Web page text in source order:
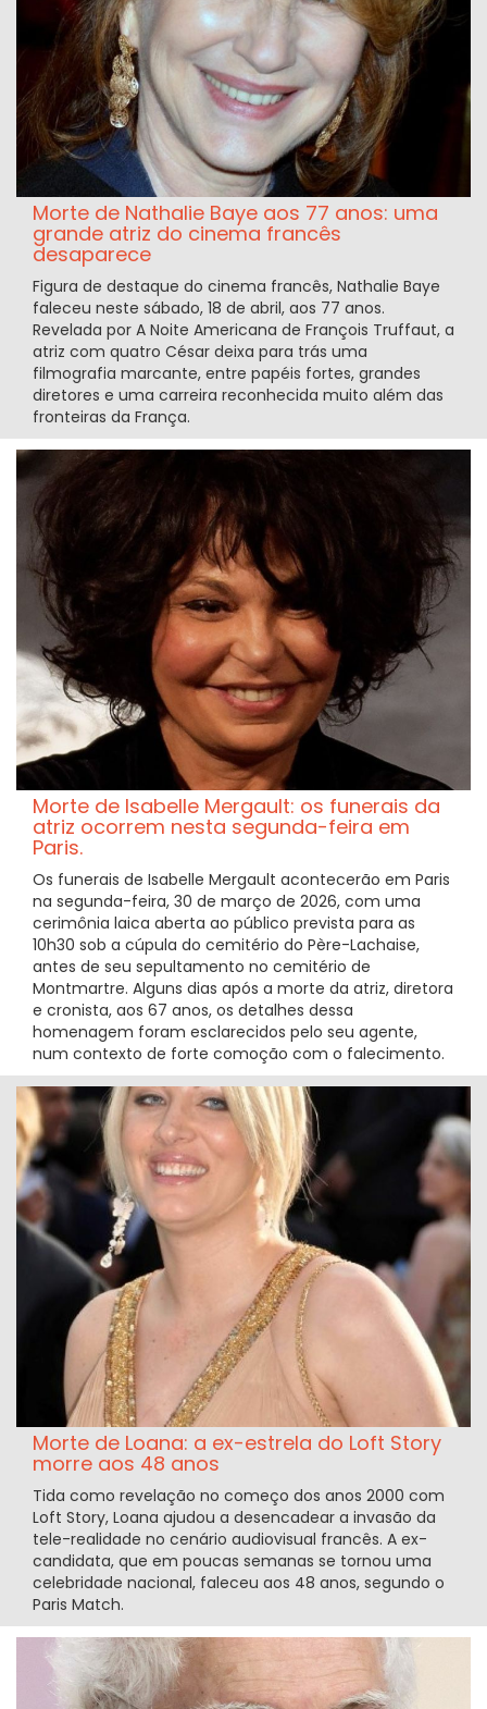
Morte de Nathalie Baye aos 77 anos: uma
grande atriz do cinema francês
desaparece
Figura de destaque do cinema francês, Nathalie Baye
faleceu neste sábado, 18 de abril, aos 77 anos.
Revelada por A Noite Americana de François Truffaut, a
atriz com quatro César deixa para trás uma
filmografia marcante, entre papéis fortes, grandes
diretores e uma carreira reconhecida muito além das
fronteiras da França.
Morte de Isabelle Mergault: os funerais da
atriz ocorrem nesta segunda-feira em
Paris.
Os funerais de Isabelle Mergault acontecerão em Paris
na segunda-feira, 30 de março de 2026, com uma
cerimônia laica aberta ao público prevista para as
10h30 sob a cúpula do cemitério do Père-Lachaise,
antes de seu sepultamento no cemitério de
Montmartre. Alguns dias após a morte da atriz, diretora
e cronista, aos 67 anos, os detalhes dessa
homenagem foram esclarecidos pelo seu agente,
num contexto de forte comoção com o falecimento.
Morte de Loana: a ex-estrela do Loft Story
morre aos 48 anos
Tida como revelação no começo dos anos 2000 com
Loft Story, Loana ajudou a desencadear a invasão da
tele-realidade no cenário audiovisual francês. A ex-
candidata, que em poucas semanas se tornou uma
celebridade nacional, faleceu aos 48 anos, segundo o
Paris Match.